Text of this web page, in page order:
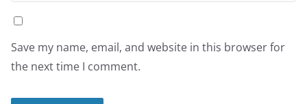
Save my name, email, and website in this browser for
the next time I comment.